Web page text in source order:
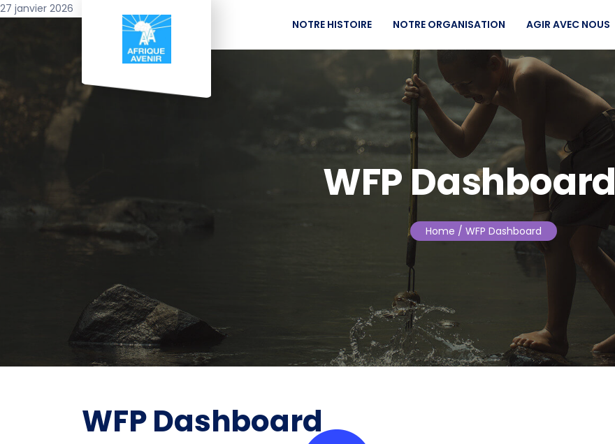
27 janvier 2026
NOTRE HISTOIRE
NOTRE ORGANISATION AGIR AVEC NOUS
WFP Dashboard
Home / WFP Dashboard
WFP Dashboard